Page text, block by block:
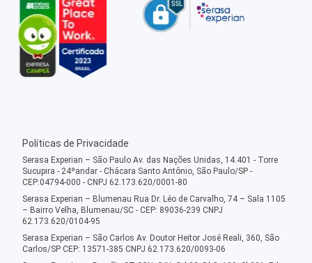
Políticas de Privacidade
Serasa Experian – São Paulo Av. das Nações Unidas, 14.401 - Torre
Sucupira - 24ºandar - Chácara Santo Antônio, São Paulo/SP -
CEP:04794-000 - CNPJ 62.173.620/0001-80
Serasa Experian – Blumenau Rua Dr. Léo de Carvalho, 74 – Sala 1105
– Bairro Velha, Blumenau/SC - CEP: 89036-239 CNPJ
62.173.620/0104-95
Serasa Experian – São Carlos Av. Doutor Heitor José Reali, 360, São
Carlos/SP CEP: 13571-385 CNPJ 62.173.620/0093-06